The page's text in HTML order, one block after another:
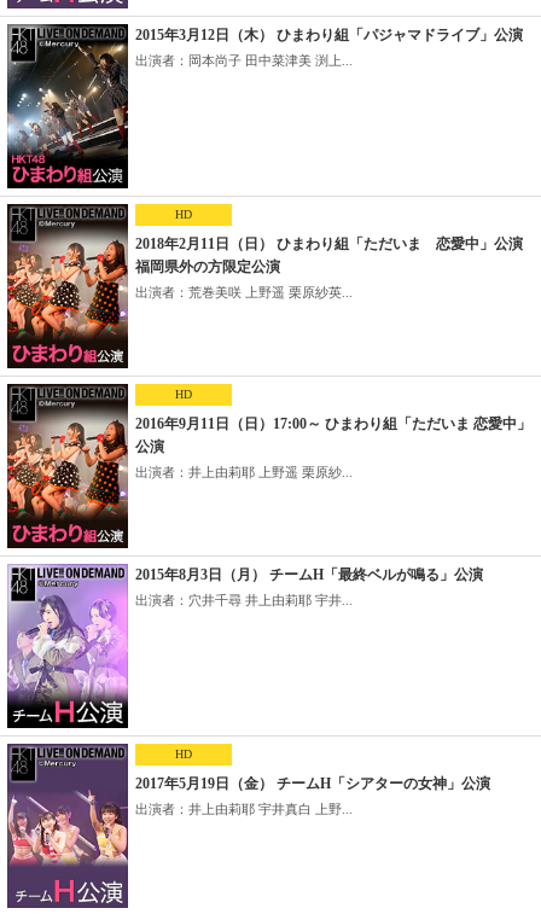
2015年3月12日（木） ひまわり組「パジャマドライブ」公演
出演者：岡本尚子 田中菜津美 渕上...
HD
2018年2月11日（日） ひまわり組「ただいま 恋愛中」公演
福岡県外の方限定公演
出演者：荒巻美咲 上野遥 栗原紗英...
HD
2016年9月11日（日）17:00～ ひまわり組「ただいま 恋愛中」
公演
出演者：井上由莉耶 上野遥 栗原紗...
2015年8月3日（月） チームH「最終ベルが鳴る」公演
出演者：穴井千尋 井上由莉耶 宇井...
HD
2017年5月19日（金） チームH「シアターの女神」公演
出演者：井上由莉耶 宇井真白 上野...